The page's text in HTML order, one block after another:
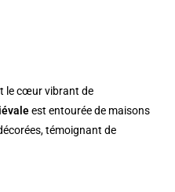
le cœur vibrant de
est entourée de maisons
témoignant de